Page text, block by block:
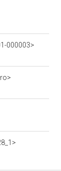
000003>